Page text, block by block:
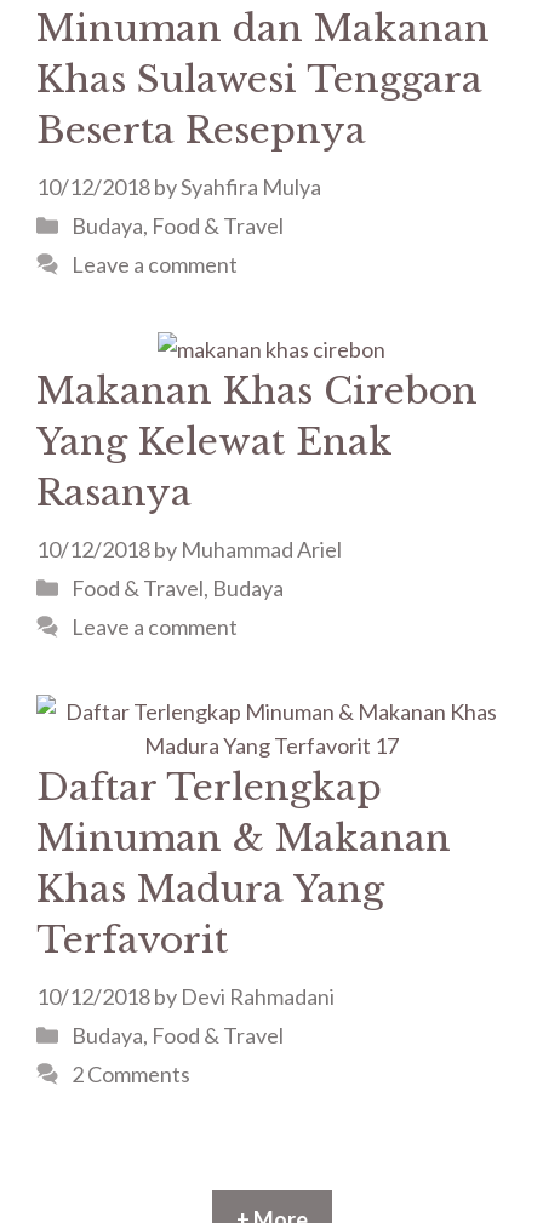
Minuman dan Makanan
Khas Sulawesi Tenggara
Beserta Resepnya
10/12/2018bySyahfira Mulya
Budaya, Food & Travel
Leave a comment
Makanan Khas Cirebon
Yang Kelewat Enak
Rasanya
10/12/2018by Muhammad Ariel
Food & Travel, Budaya
Leave a comment
Daftar Terlengkap
Minuman & Makanan
Khas Madura Yang
Terfavorit
10/12/2018by Devi Rahmadani
Budaya, Food & Travel
2 Comments